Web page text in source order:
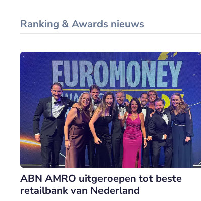
Ranking & Awards nieuws
ABN AMRO uitgeroepen tot beste
retailbank van Nederland